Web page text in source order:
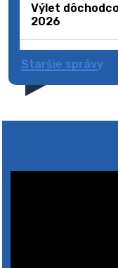
Výlet
2026
Staršie správy